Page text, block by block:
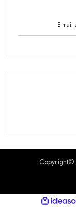
Copyright©